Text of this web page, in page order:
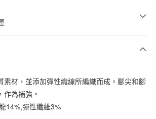
NT$33
第一商業銀行
素材，並添加彈性織線所編織而成。腳尖和腳
作為補強。
14%,彈性纖維3%